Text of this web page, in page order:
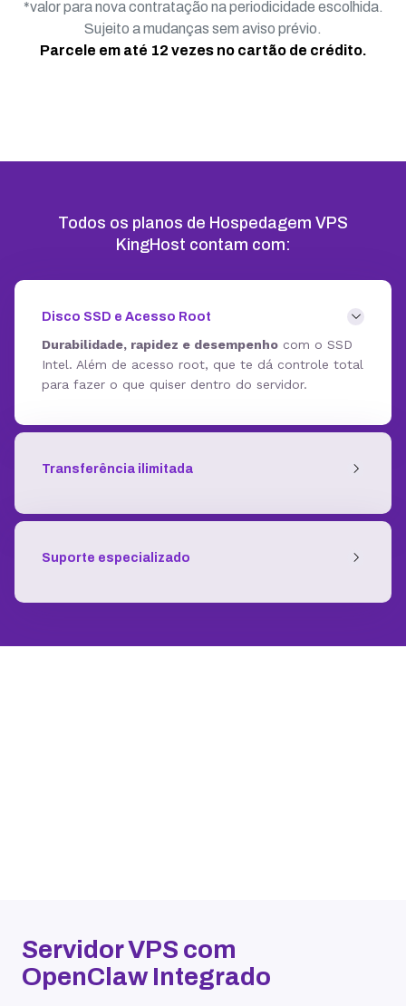
*valor para nova contratação na periodicidade escolhida.
Sujeito a mudanças sem aviso prévio.
Parcele em até 12 vezes no cartão de crédito.
Todos os planos de Hospedagem VPS
KingHost contam com:
Disco SSD e Acesso Root
Durabilidade, rapidez e desempenho com o SSD
Intel. Além de acesso root, que te dá controle total
para fazer o que quiser dentro do servidor.
Transferência ilimitada
Suporte especializado
Servidor VPS com
OpenClaw Integrado